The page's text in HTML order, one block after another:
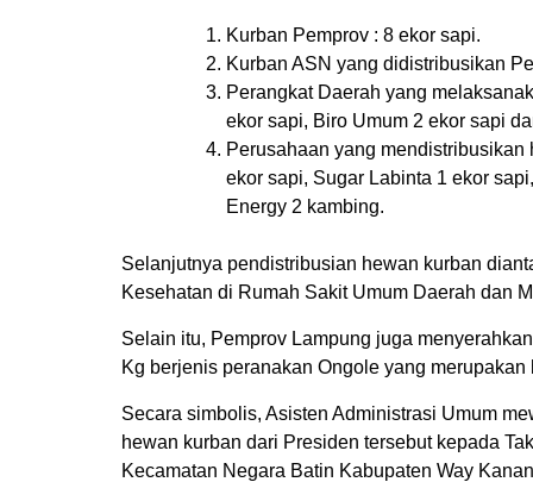
Kurban Pemprov : 8 ekor sapi.
Kurban ASN yang didistribusikan
Perangkat Daerah yang
ekor sapi, Biro Umum 2 ekor sapi
Perusahaan yang
ekor sapi, Sugar Labinta 1 ekor
Energy 2 kambing.
Selanjutnya pendistribusian hewan kurban
Kesehatan di Rumah Sakit Umum Daerah dan
Selain itu, Pemprov Lampung juga
Kg berjenis peranakan Ongole yang
Secara simbolis, Asisten Administrasi Umum
hewan kurban dari Presiden tersebut kepada
Kecamatan Negara Batin Kabupaten Way